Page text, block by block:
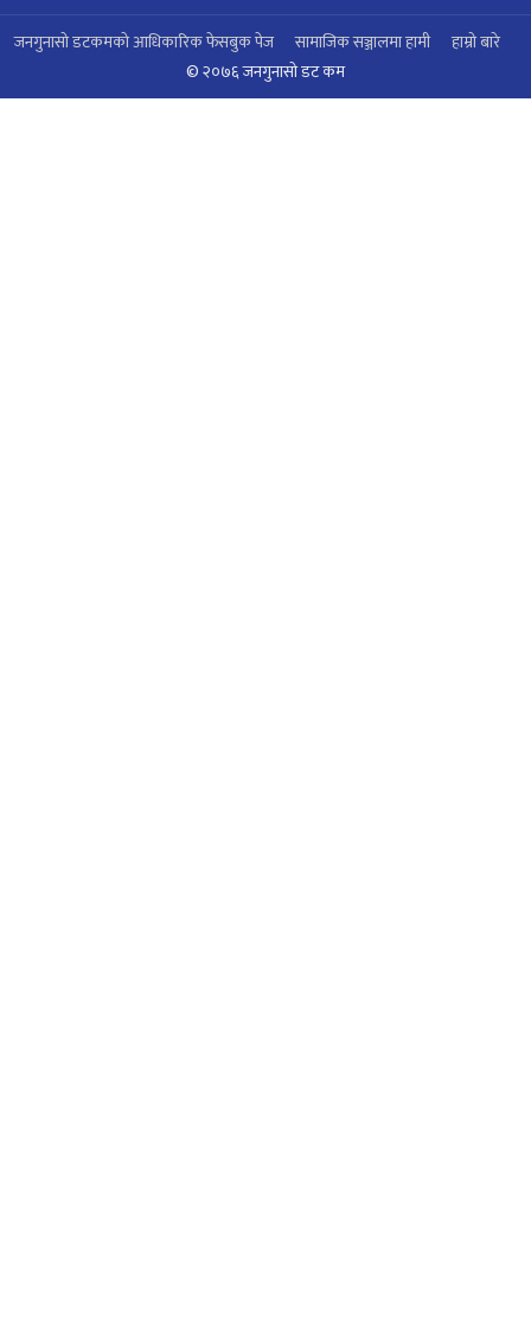
जनगुनासो डटकमको आधिकारिक फेसबुक पेज सामाजिक सञ्जालमा हामी
हाम्रो बारे
© २०७६ जनगुनासाे डट कम